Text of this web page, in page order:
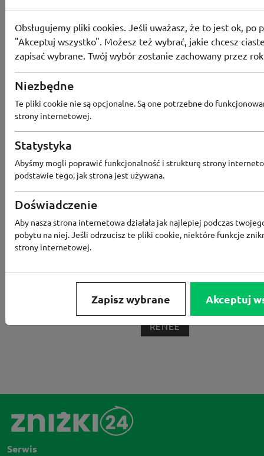
Popularne sklepy
RTV EURO AGD MODIVO
MEDIA EXPERT
BORN2BE
KOMFORT CCC SMYK
LOUNGE BY ZALANDO
MEDIA MARKT ALLEGRO PAY
BIG STAR
BIEDRONKA HOME
RENEE
Serwis
Obsługujemy pliki cookies. Jeśli uważasz, że to jest ok, po
"Akceptuj wszystko". Możesz też wybrać, jakie chcesz
zapisać wybrane. Twój wybór zostanie zachowany przez
Niezbędne
Te pliki cookie nie są opcjonalne. Są one potrzebne do
strony internetowej.
Statystyka
Abyśmy mogli poprawić funkcjonalność i strukturę strony
podstawie tego, jak strona jest używana.
Doświadczenie
Aby nasza strona internetowa działała jak najlepiej podczas
pobytu na niej. Jeśli odrzucisz te pliki cookie, niektóre funkcje
strony internetowej.
Zapisz wybrane Akceptuj